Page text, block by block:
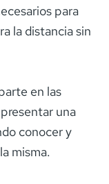
para
la distancia sin
en las
una
conocer y
misma.